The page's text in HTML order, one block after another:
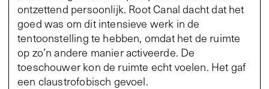
ontzettend persoonlijk. Root Canal dacht dat het
goed was om dit intensieve werk in de
tentoonstelling te hebben, omdat het de ruimte
op zo’n andere manier activeerde. De
toeschouwer kon de ruimte echt voelen. Het gaf
een claustrofobisch gevoel.